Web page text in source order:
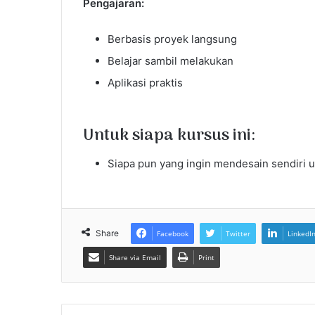
Pengajaran:
Berbasis proyek langsung
Belajar sambil melakukan
Aplikasi praktis
Untuk siapa kursus ini:
Siapa pun yang ingin mendesain sendiri
Share Facebook Twitter LinkedIn
Share via Email Print